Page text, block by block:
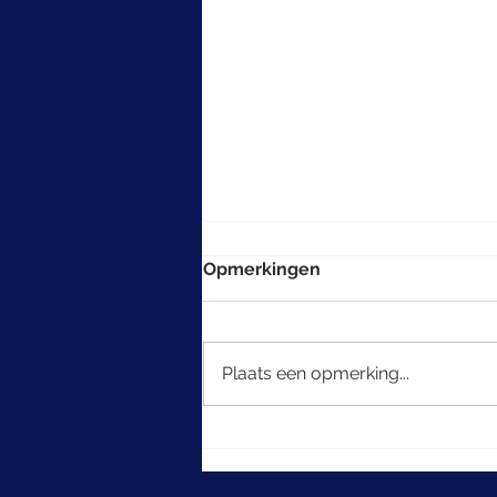
Opmerkingen
Plaats een opmerking...